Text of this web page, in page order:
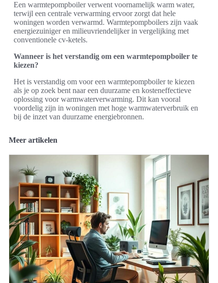
Een warmtepompboiler verwent voornamelijk warm water,
terwijl een centrale verwarming ervoor zorgt dat hele
woningen worden verwarmd. Warmtepompboilers zijn vaak
energiezuiniger en milieuvriendelijker in vergelijking met
conventionele cv-ketels.
Wanneer is het verstandig om een warmtepompboiler te
kiezen?
Het is verstandig om voor een warmtepompboiler te kiezen
als je op zoek bent naar een duurzame en kosteneffectieve
oplossing voor warmwaterverwarming. Dit kan vooral
voordelig zijn in woningen met hoge warmwaterverbruik en
bij de inzet van duurzame energiebronnen.
Meer artikelen